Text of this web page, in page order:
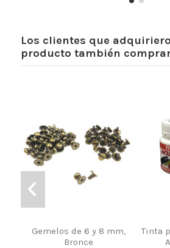
Los clientes que
producto también
Gemelos de 6 y 8 mm,
Bronce
Tinta